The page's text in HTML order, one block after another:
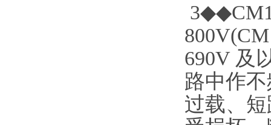
690V 及
路中作
过载、